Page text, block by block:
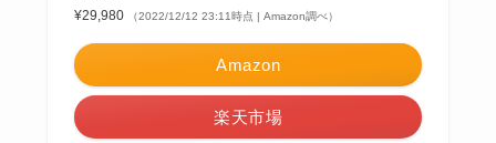
¥29,980
（2022/12/12 23:11時点 | Amazon調べ）
Amazon
楽天市場